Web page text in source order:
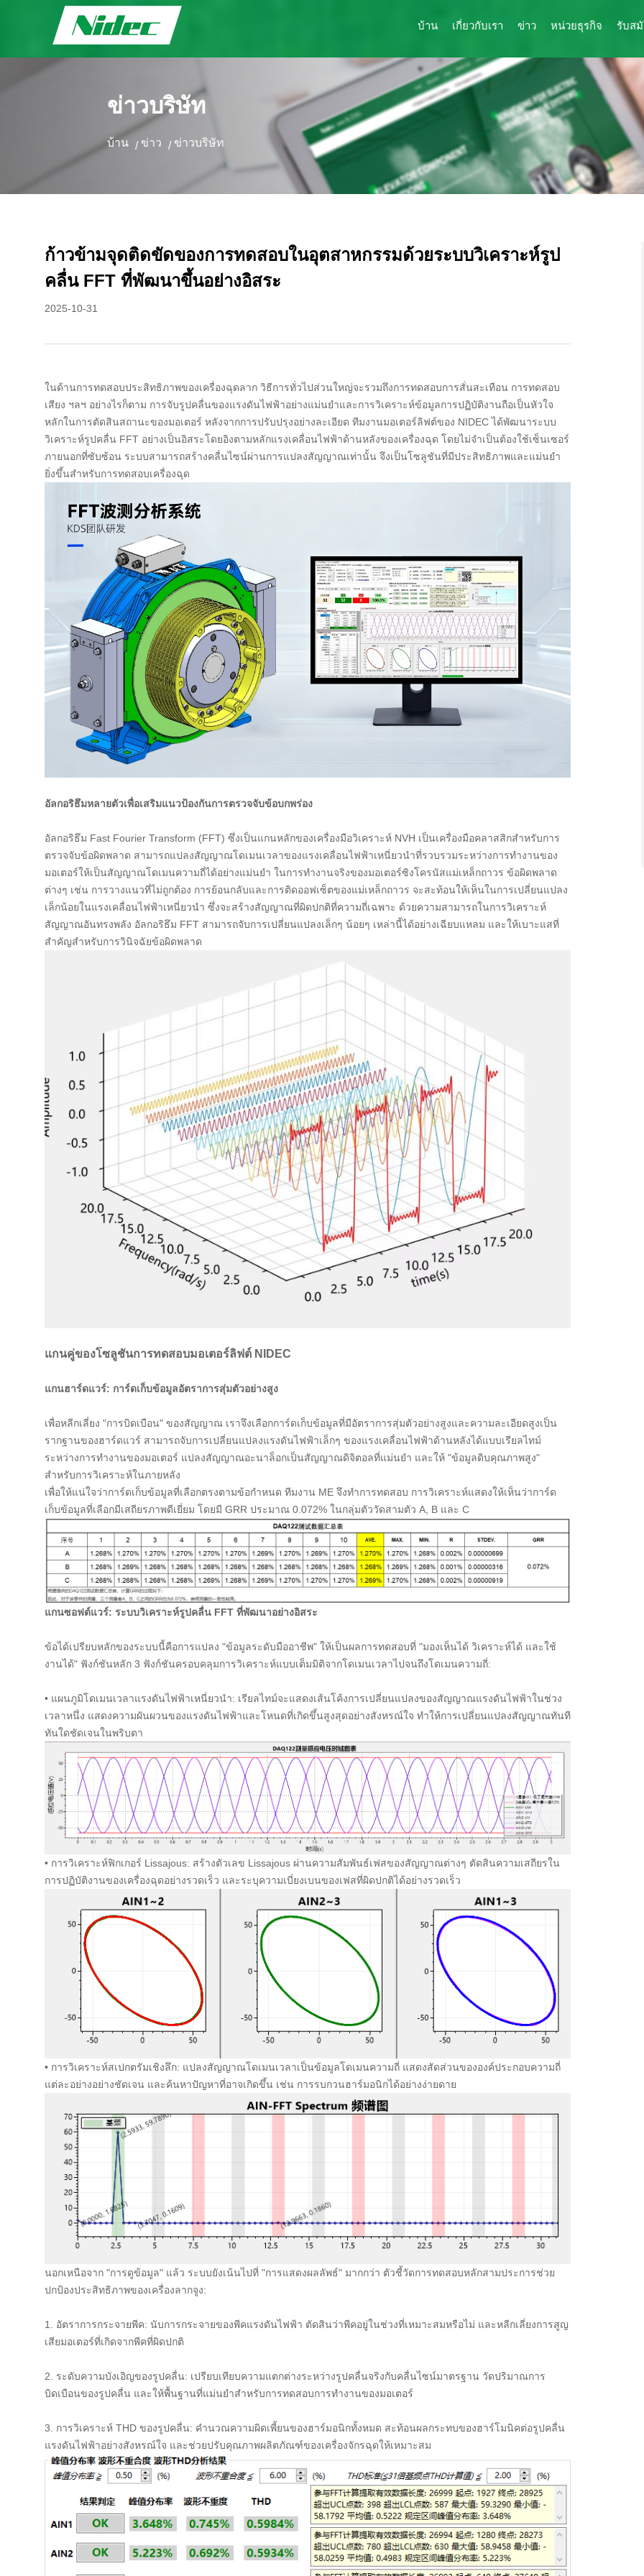
บ้าน เกี่ยวกับเรา ข่าว หน่วยธุรกิจ รับส
ข่าวบริษัท
บ้าน / ข่าว / ข่าวบริษัท
ก้าวข้ามจุดติดขัดของการทดสอบในอุตสาหกรรมด้วยระบบวิเคราะห์รูป
คลื่น FFT ที่พัฒนาขึ้นอย่างอิสระ
2025-10-31
ในด้านการทดสอบประสิทธิภาพของเครื่องฉุดลาก วิธีการทั่วไปส่วนใหญ่จะรวมถึงการทดสอบการสั่นสะเทือน การทดสอบ
เสียง ฯลฯ อย่างไรก็ตาม การจับรูปคลื่นของแรงดันไฟฟ้าอย่างแม่นยำและการวิเคราะห์ข้อมูลการปฏิบัติงานถือเป็นหัวใจ
หลักในการตัดสินสถานะของมอเตอร์ หลังจากการปรับปรุงอย่างละเอียด ทีมงานมอเตอร์ลิฟต์ของ NIDEC ได้พัฒนาระบบ
วิเคราะห์รูปคลื่น FFT อย่างเป็นอิสระโดยอิงตามหลักแรงเคลื่อนไฟฟ้าด้านหลังของเครื่องฉุด โดยไม่จำเป็นต้องใช้เซ็นเซอร์
ภายนอกที่ซับซ้อน ระบบสามารถสร้างคลื่นไซน์ผ่านการแปลงสัญญาณเท่านั้น จึงเป็นโซลูชันที่มีประสิทธิภาพและแม่นยำ
ยิ่งขึ้นสำหรับการทดสอบเครื่องฉุด
อัลกอริธึมหลายตัวเพื่อเสริมแนวป้องกันการตรวจจับข้อบกพร่อง
อัลกอริธึม Fast Fourier Transform (FFT) ซึ่งเป็นแกนหลักของเครื่องมือวิเคราะห์ NVH เป็นเครื่องมือคลาสสิกสำหรับการ
ตรวจจับข้อผิดพลาด สามารถแปลงสัญญาณโดเมนเวลาของแรงเคลื่อนไฟฟ้าเหนี่ยวนำที่รวบรวมระหว่างการทำงานของ
มอเตอร์ให้เป็นสัญญาณโดเมนความถี่ได้อย่างแม่นยำ ในการทำงานจริงของมอเตอร์ซิงโครนัสแม่เหล็กถาวร ข้อผิดพลาด
ต่างๆ เช่น การวางแนวที่ไม่ถูกต้อง การย้อนกลับและการติดออฟเซ็ตของแม่เหล็กถาวร จะสะท้อนให้เห็นในการเปลี่ยนแปลง
เล็กน้อยในแรงเคลื่อนไฟฟ้าเหนี่ยวนำ ซึ่งจะสร้างสัญญาณที่ผิดปกติที่ความถี่เฉพาะ ด้วยความสามารถในการวิเคราะห์
สัญญาณอันทรงพลัง อัลกอริธึม FFT สามารถจับการเปลี่ยนแปลงเล็กๆ น้อยๆ เหล่านี้ได้อย่างเฉียบแหลม และให้เบาะแสที่
สำคัญสำหรับการวินิจฉัยข้อผิดพลาด
แกนคู่ของโซลูชันการทดสอบมอเตอร์ลิฟต์ NIDEC
แกนฮาร์ดแวร์: การ์ดเก็บข้อมูลอัตราการสุ่มตัวอย่างสูง
เพื่อหลีกเลี่ยง "การบิดเบือน" ของสัญญาณ เราจึงเลือกการ์ดเก็บข้อมูลที่มีอัตราการสุ่มตัวอย่างสูงและความละเอียดสูงเป็น
รากฐานของฮาร์ดแวร์ สามารถจับการเปลี่ยนแปลงแรงดันไฟฟ้าเล็กๆ ของแรงเคลื่อนไฟฟ้าด้านหลังได้แบบเรียลไทม์
ระหว่างการทำงานของมอเตอร์ แปลงสัญญาณอะนาล็อกเป็นสัญญาณดิจิตอลที่แม่นยำ และให้ "ข้อมูลดิบคุณภาพสูง"
สำหรับการวิเคราะห์ในภายหลัง
เพื่อให้แน่ใจว่าการ์ดเก็บข้อมูลที่เลือกตรงตามข้อกำหนด ทีมงาน ME จึงทำการทดสอบ การวิเคราะห์แสดงให้เห็นว่าการ์ด
เก็บข้อมูลที่เลือกมีเสถียรภาพดีเยี่ยม โดยมี GRR ประมาณ 0.072% ในกลุ่มตัววัดสามตัว A, B และ C
แกนซอฟต์แวร์: ระบบวิเคราะห์รูปคลื่น FFT ที่พัฒนาอย่างอิสระ
ข้อได้เปรียบหลักของระบบนี้คือการแปลง "ข้อมูลระดับมืออาชีพ" ให้เป็นผลการทดสอบที่ "มองเห็นได้ วิเคราะห์ได้ และใช้
งานได้" ฟังก์ชันหลัก 3 ฟังก์ชันครอบคลุมการวิเคราะห์แบบเต็มมิติจากโดเมนเวลาไปจนถึงโดเมนความถี่:
• แผนภูมิโดเมนเวลาแรงดันไฟฟ้าเหนี่ยวนำ: เรียลไทม์จะแสดงเส้นโค้งการเปลี่ยนแปลงของสัญญาณแรงดันไฟฟ้าในช่วง
เวลาหนึ่ง แสดงความผันผวนของแรงดันไฟฟ้าและโหนดที่เกิดขึ้นสูงสุดอย่างสังหรณ์ใจ ทำให้การเปลี่ยนแปลงสัญญาณทันที
ทันใดชัดเจนในพริบตา
• การวิเคราะห์ฟิกเกอร์ Lissajous: สร้างตัวเลข Lissajous ผ่านความสัมพันธ์เฟสของสัญญาณต่างๆ ตัดสินความเสถียรใน
การปฏิบัติงานของเครื่องฉุดอย่างรวดเร็ว และระบุความเบี่ยงเบนของเฟสที่ผิดปกติได้อย่างรวดเร็ว
• การวิเคราะห์สเปกตรัมเชิงลึก: แปลงสัญญาณโดเมนเวลาเป็นข้อมูลโดเมนความถี่ แสดงสัดส่วนขององค์ประกอบความถี่
แต่ละอย่างอย่างชัดเจน และค้นหาปัญหาที่อาจเกิดขึ้น เช่น การรบกวนฮาร์มอนิกได้อย่างง่ายดาย
นอกเหนือจาก "การดูข้อมูล" แล้ว ระบบยังเน้นไปที่ "การแสดงผลลัพธ์" มากกว่า ตัวชี้วัดการทดสอบหลักสามประการช่วย
ปกป้องประสิทธิภาพของเครื่องลากจูง:
1. อัตราการกระจายพีค: นับการกระจายของพีคแรงดันไฟฟ้า ตัดสินว่าพีคอยู่ในช่วงที่เหมาะสมหรือไม่ และหลีกเลี่ยงการสูญ
เสียมอเตอร์ที่เกิดจากพีคที่ผิดปกติ
2. ระดับความบังเอิญของรูปคลื่น: เปรียบเทียบความแตกต่างระหว่างรูปคลื่นจริงกับคลื่นไซน์มาตรฐาน วัดปริมาณการ
บิดเบือนของรูปคลื่น และให้พื้นฐานที่แม่นยำสำหรับการทดสอบการทำงานของมอเตอร์
3. การวิเคราะห์ THD ของรูปคลื่น: คำนวณความผิดเพี้ยนของฮาร์มอนิกทั้งหมด สะท้อนผลกระทบของฮาร์โมนิคต่อรูปคลื่น
แรงดันไฟฟ้าอย่างสังหรณ์ใจ และช่วยปรับคุณภาพผลิตภัณฑ์ของเครื่องจักรฉุดให้เหมาะสม